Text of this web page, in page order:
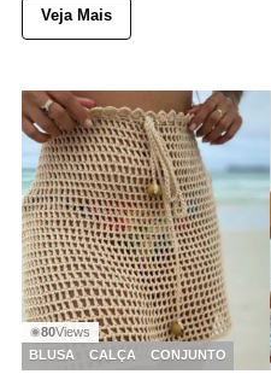
Veja Mais
◉80Views
BLUSA
CALÇA CONJUNTO